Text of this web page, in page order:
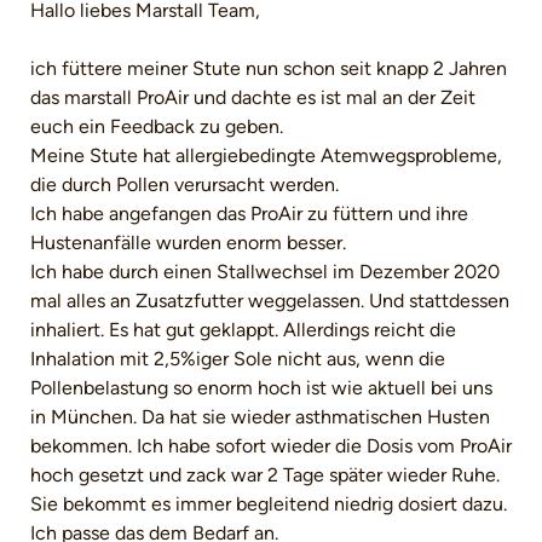
Hallo liebes Marstall Team,
ich füttere meiner Stute nun schon seit knapp 2 Jahren
das marstall ProAir und dachte es ist mal an der Zeit
euch ein Feedback zu geben.
Meine Stute hat allergiebedingte Atemwegsprobleme,
die durch Pollen verursacht werden.
Ich habe angefangen das ProAir zu füttern und ihre
Hustenanfälle wurden enorm besser.
Ich habe durch einen Stallwechsel im Dezember 2020
mal alles an Zusatzfutter weggelassen. Und stattdessen
inhaliert. Es hat gut geklappt. Allerdings reicht die
Inhalation mit 2,5%iger Sole nicht aus, wenn die
Pollenbelastung so enorm hoch ist wie aktuell bei uns
in München. Da hat sie wieder asthmatischen Husten
bekommen. Ich habe sofort wieder die Dosis vom ProAir
hoch gesetzt und zack war 2 Tage später wieder Ruhe.
Sie bekommt es immer begleitend niedrig dosiert dazu.
Ich passe das dem Bedarf an.